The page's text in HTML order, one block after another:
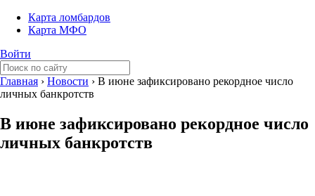
Карта ломбардов
Карта МФО
Войти
Главная › Новости › В июне зафиксировано рекордное число
личных банкротств
В июне зафиксировано рекордное число
личных банкротств